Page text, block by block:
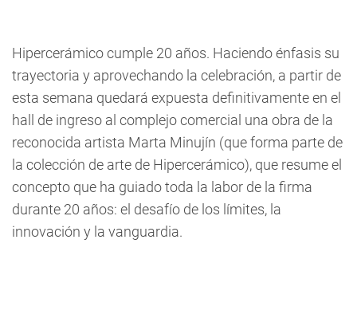
Hipercerámico cumple 20 años. Haciendo énfasis su
trayectoria y aprovechando la celebración, a partir de
esta semana quedará expuesta definitivamente en el
hall de ingreso al complejo comercial una obra de la
reconocida artista Marta Minujín (que forma parte de
la colección de arte de Hipercerámico), que resume el
concepto que ha guiado toda la labor de la firma
durante 20 años: el desafío de los límites, la
innovación y la vanguardia.